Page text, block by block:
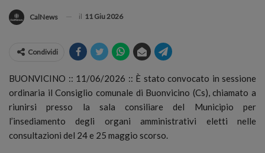
CalNews il 11 Giu 2026
Condividi
BUONVICINO :: 11/06/2026 :: È stato convocato in sessione
ordinaria il Consiglio comunale di Buonvicino (Cs), chiamato a
riunirsi presso la sala consiliare del Municipio per
l’insediamento degli organi amministrativi eletti nelle
consultazioni del 24 e 25 maggio scorso.